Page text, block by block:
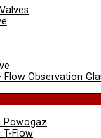
Flow Observation
Powogaz
Flow